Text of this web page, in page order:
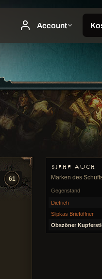
SIEHE AUCH
Marken des
Gegenstand
Dietrich
Slipkas Brieföffner
Obszöner
61